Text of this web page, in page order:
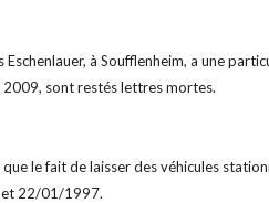
à Soufflenheim, a une
sont restés lettres mortes.
le fait de laisser des véhicules
22/01/1997.